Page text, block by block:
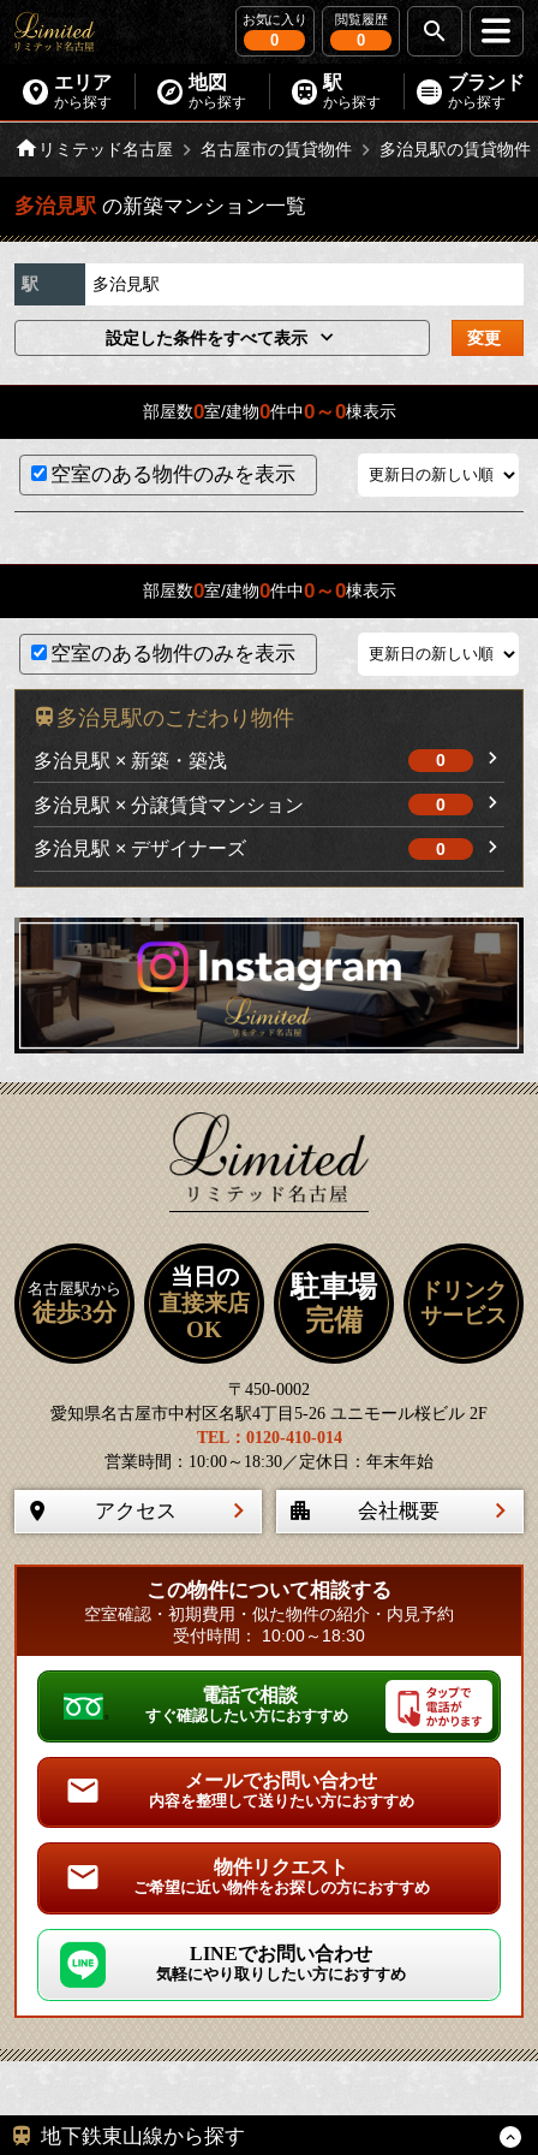
お気に入り
0
閲覧履歴
0
エリア
から探す
地図
から探す
駅
から探す
ブランド
から探す
リミテッド名古屋 名古屋市の賃貸物件 多治見駅の賃貸物件
多治見駅 の新築マンション一覧
駅 多治見駅
設定した条件をすべて表示 変更
部屋数0室/建物0件中0～0棟表示
空室のある物件のみを表示
部屋数0室/建物0件中0～0棟表示
空室のある物件のみを表示
多治見駅のこだわり物件
多治見駅 × 新築・築浅 0
多治見駅 × 分譲賃貸マンション 0
多治見駅 × デザイナーズ 0
名古屋駅から
徒歩3分
当日の
直接来店
OK
駐車場
完備
ドリンク
サービス
〒450-0002
愛知県名古屋市中村区名駅4丁目5-26 ユニモール桜ビル 2F
TEL：0120-410-014
営業時間：10:00～18:30／定休日：年末年始
アクセス 会社概要
この物件について相談する
空室確認・初期費用・似た物件の紹介・内見予約
受付時間： 10:00～18:30
電話で相談
すぐ確認したい方におすすめ
メールでお問い合わせ
内容を整理して送りたい方におすすめ
物件リクエスト
ご希望に近い物件をお探しの方におすすめ
LINEでお問い合わせ
気軽にやり取りしたい方におすすめ
地下鉄東山線から探す